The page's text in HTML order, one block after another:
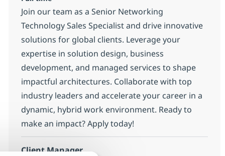
Join our team as a Senior Networking
Technology Sales Specialist and drive innovative
solutions for global clients. Leverage your
expertise in solution design, business
development, and managed services to shape
impactful architectures. Collaborate with top
industry leaders and accelerate your career in a
dynamic, hybrid work environment. Ready to
make an impact? Apply today!
Client Manager